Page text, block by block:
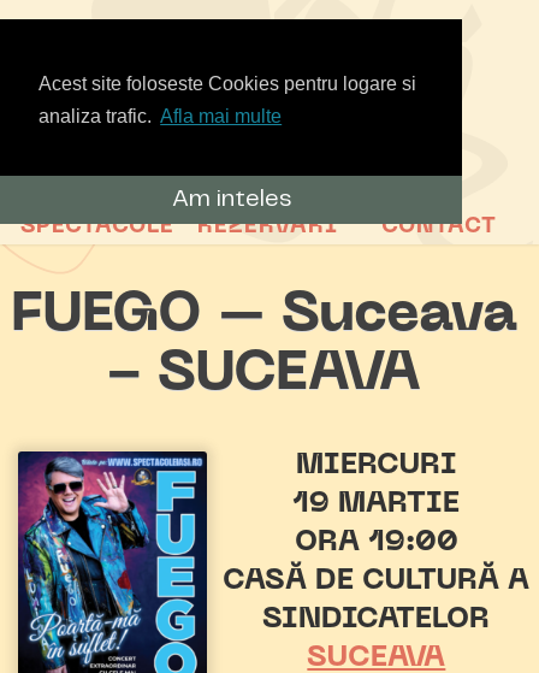
Acest site foloseste Cookies pentru logare si
analiza trafic. Afla mai multe
Am inteles
SPECTACOLE REZERVARI CONTACT
FUEGO – Suceava
- SUCEAVA
MIERCURI
19 MARTIE
ORA 19:00
CASĂ DE CULTURĂ A
SINDICATELOR
SUCEAVA